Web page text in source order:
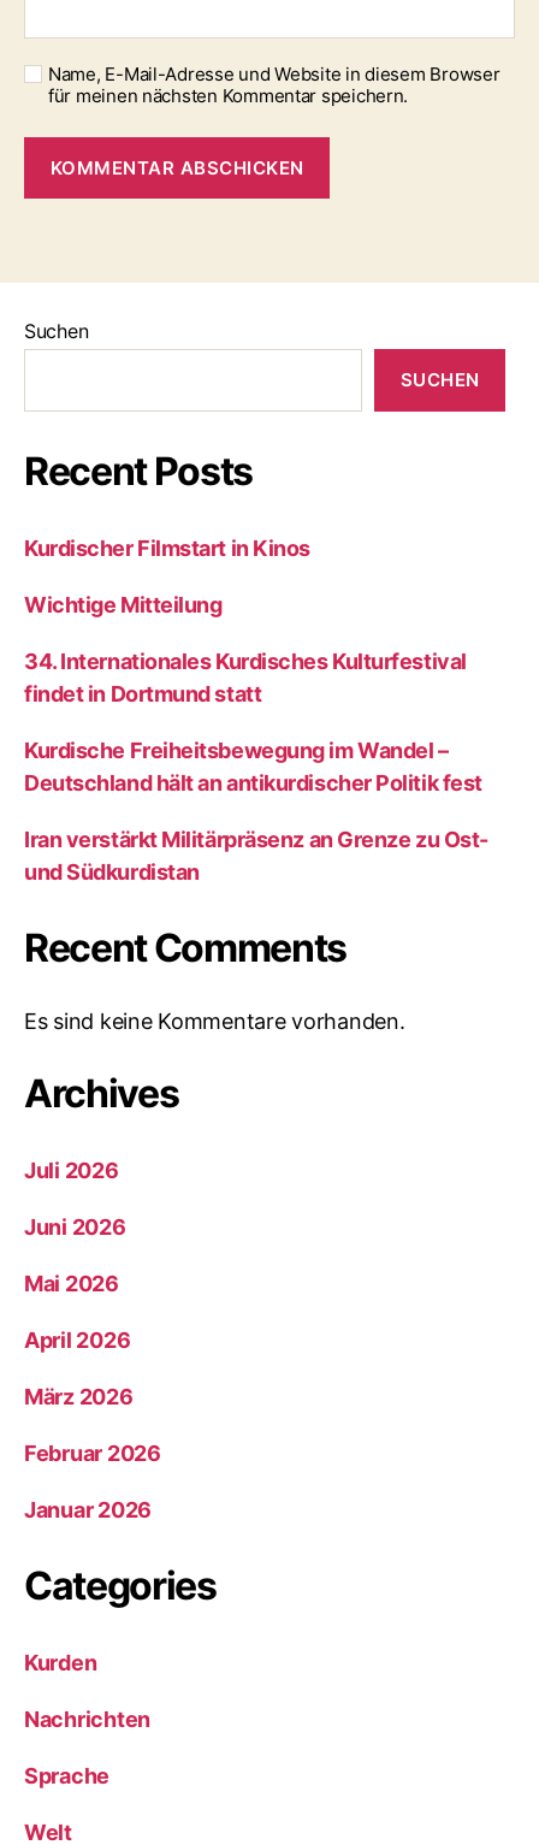
Name, E-Mail-Adresse und Website in diesem Browser
für meinen nächsten Kommentar speichern.
Suchen
SUCHEN
Recent Posts
Kurdischer Filmstart in Kinos
Wichtige Mitteilung
34. Internationales Kurdisches Kulturfestival
findet in Dortmund statt
Kurdische Freiheitsbewegung im Wandel –
Deutschland hält an antikurdischer Politik fest
Iran verstärkt Militärpräsenz an Grenze zu Ost-
und Südkurdistan
Recent Comments
Es sind keine Kommentare vorhanden.
Archives
Juli 2026
Juni 2026
Mai 2026
April 2026
März 2026
Februar 2026
Januar 2026
Categories
Kurden
Nachrichten
Sprache
Welt